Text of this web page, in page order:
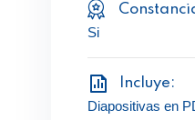
Si
Incluye:
Diapositivas en